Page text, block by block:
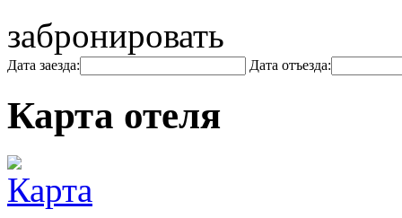
забронировать
Дата заезда: Дата отъезда:
Карта отеля